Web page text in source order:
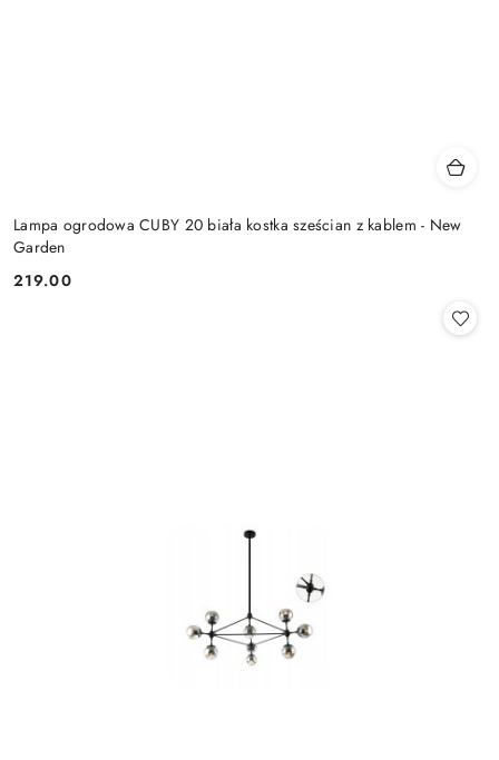
Lampa ogrodowa CUBY 20 biała kostka sześcian z kablem - New
Garden
Cena:
219.00